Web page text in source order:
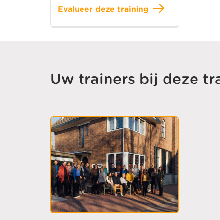
Evalueer deze training
Uw trainers bij deze